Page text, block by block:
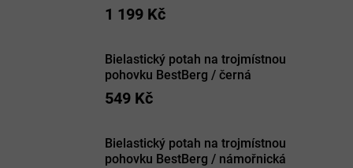
1 199 Kč
Bielastický potah na trojmístnou
pohovku BestBerg / černá
549 Kč
Bielastický potah na trojmístnou
pohovku BestBerg / námořnická